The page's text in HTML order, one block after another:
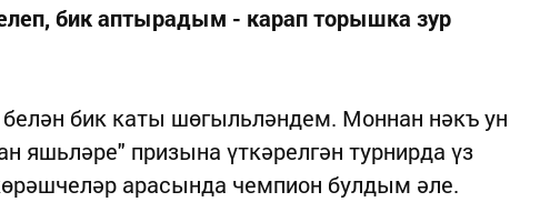
бик аптырадым - карап торышка зур
бик каты шөгыльләндем. Моннан нәкъ ун
яшьләре" призына үткәрелгән турнирда үз
арасында чемпион булдым әле.